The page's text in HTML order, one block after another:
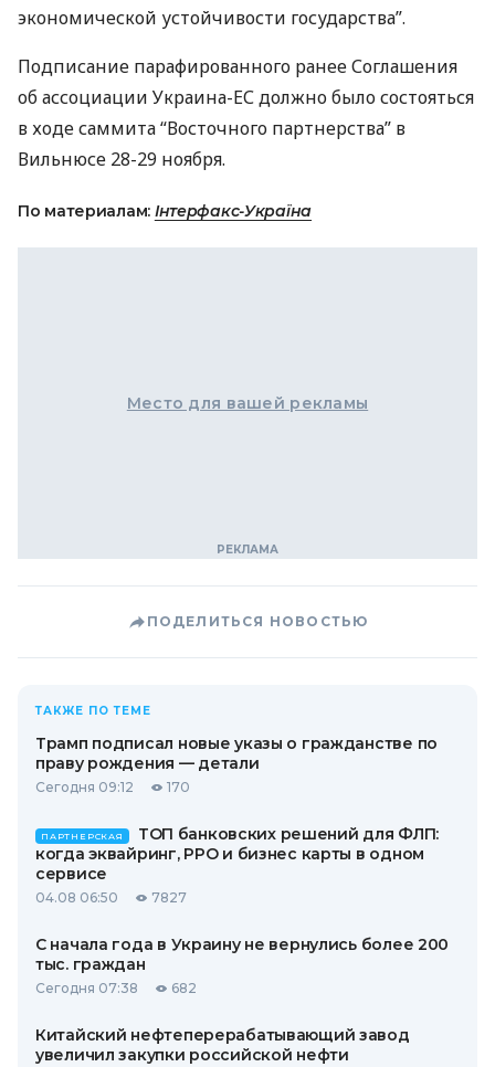
экономической устойчивости государства”.
Подписание парафированного ранее Соглашения
об ассоциации Украина-ЕС должно было состояться
в ходе саммита “Восточного партнерства” в
Вильнюсе 28-29 ноября.
По материалам: Інтерфакс-Україна
Место для вашей рекламы
ПОДЕЛИТЬСЯ НОВОСТЬЮ
ТАКЖЕ ПО ТЕМЕ
Трамп подписал новые указы о гражданстве по
праву рождения — детали
Сегодня 09:12 170
ПАРТНЕРСКАЯ
ТОП банковских решений для ФЛП:
когда эквайринг, РРО и бизнес карты в одном
сервисе
04.08 06:50 7827
С начала года в Украину не вернулись более 200
тыс. граждан
Сегодня 07:38 682
Китайский нефтеперерабатывающий завод
увеличил закупки российской нефти